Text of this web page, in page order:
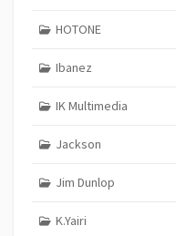
HOTONE
Ibanez
IK Multimedia
Jackson
Jim Dunlop
K.Yairi